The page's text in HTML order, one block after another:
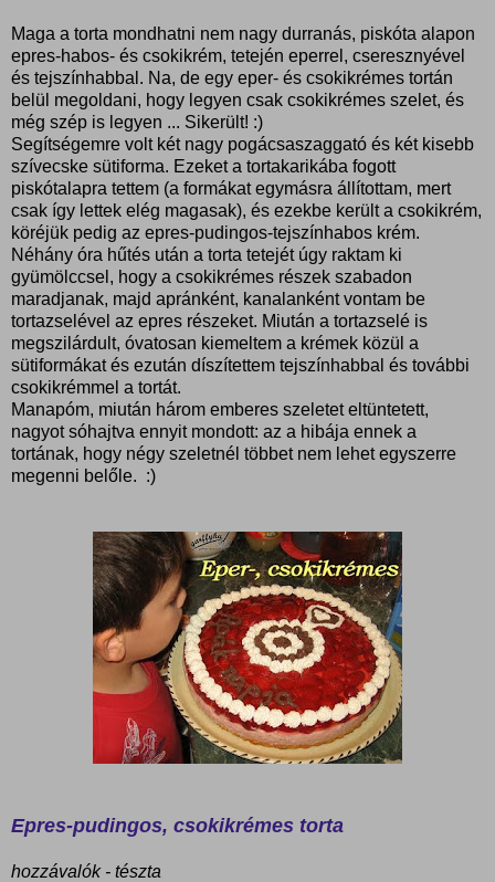
Maga a torta mondhatni nem nagy durranás, piskóta alapon
epres-habos- és csokikrém, tetején eperrel, cseresznyével
és tejszínhabbal. Na, de egy eper- és csokikrémes tortán
belül megoldani, hogy legyen csak csokikrémes szelet, és
még szép is legyen ... Sikerült! :)
Segítségemre volt két nagy pogácsaszaggató és két kisebb
szívecske sütiforma. Ezeket a tortakarikába fogott
piskótalapra tettem (a formákat egymásra állítottam, mert
csak így lettek elég magasak), és ezekbe került a csokikrém,
köréjük pedig az epres-pudingos-tejszínhabos krém.
Néhány óra hűtés után a torta tetejét úgy raktam ki
gyümölccsel, hogy a csokikrémes részek szabadon
maradjanak, majd apránként, kanalanként vontam be
tortazselével az epres részeket. Miután a tortazselé is
megszilárdult, óvatosan kiemeltem a krémek közül a
sütiformákat és ezután díszítettem tejszínhabbal és további
csokikrémmel a tortát.
Manapóm, miután három emberes szeletet eltüntetett,
nagyot sóhajtva ennyit mondott: az a hibája ennek a
tortának, hogy négy szeletnél többet nem lehet egyszerre
megenni belőle. :)
Epres-pudingos, csokikrémes torta
hozzávalók - tészta